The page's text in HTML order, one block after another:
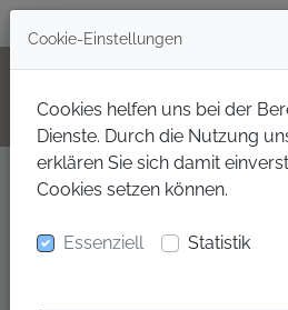
Cookie-Einstellungen
Cookies helfen uns bei der
Dienste. Durch die Nutzung
erklären Sie sich damit
Cookies setzen können.
Essenziell Statistik